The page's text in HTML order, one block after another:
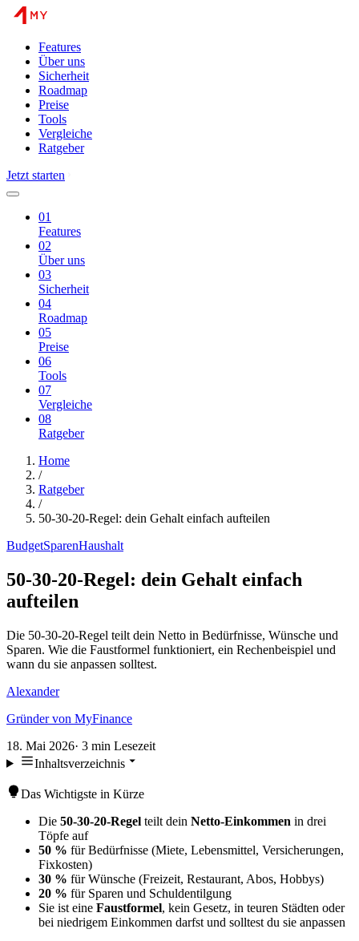
Features
Über uns
Sicherheit
Roadmap
Preise
Tools
Vergleiche
Ratgeber
Jetzt starten
01
Features
02
Über uns
03
Sicherheit
04
Roadmap
05
Preise
06
Tools
07
Vergleiche
08
Ratgeber
Home
/
Ratgeber
/
50-30-20-Regel: dein Gehalt einfach aufteilen
BudgetSparenHaushalt
50-30-20-Regel: dein Gehalt einfach
aufteilen
Die 50-30-20-Regel teilt dein Netto in Bedürfnisse, Wünsche und
Sparen. Wie die Faustformel funktioniert, ein Rechenbeispiel und
wann du sie anpassen solltest.
Alexander
Gründer von MyFinance
18. Mai 2026· 3 min Lesezeit
Inhaltsverzeichnis
Das Wichtigste in Kürze
Die 50-30-20-Regel teilt dein Netto-Einkommen in drei
Töpfe auf
50 % für Bedürfnisse (Miete, Lebensmittel, Versicherungen,
Fixkosten)
30 % für Wünsche (Freizeit, Restaurant, Abos, Hobbys)
20 % für Sparen und Schuldentilgung
Sie ist eine Faustformel, kein Gesetz, in teuren Städten oder
bei niedrigem Einkommen darfst und solltest du sie anpassen